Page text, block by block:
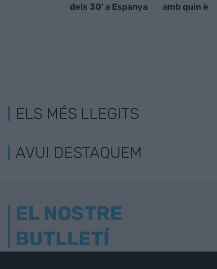
dels 30' a Espanya
amb quin
ELS MÉS LLEGITS
AVUI DESTAQUEM
EL NOSTRE
BUTLLETÍ